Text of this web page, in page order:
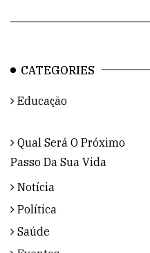
CATEGORIES
Educação
Qual Será O Próximo
Passo Da Sua Vida
Notícia
Política
Saúde